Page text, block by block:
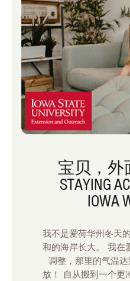
宝贝，外
STAYING
IOWA
我不是爱荷华州冬天
和的海岸长大。 我在
调整，那里的气温
放！ 自从搬到一个更